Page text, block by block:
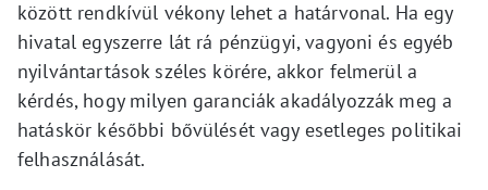
között rendkívül vékony lehet a határvonal. Ha egy
hivatal egyszerre lát rá pénzügyi, vagyoni és egyéb
nyilvántartások széles körére, akkor felmerül a
kérdés, hogy milyen garanciák akadályozzák meg a
hatáskör későbbi bővülését vagy esetleges politikai
felhasználását.